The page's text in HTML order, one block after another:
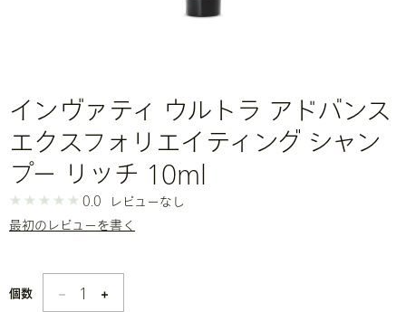
インヴァティ ウルトラ アドバンス
エクスフォリエイティング シャン
プー リッチ 10ml
0.0
レビューなし
最初のレビューを書く
個数 1